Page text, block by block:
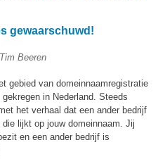
gewaarschuwd!
Beeren
gebied van domeinnaamregistratie
in Nederland. Steeds
het verhaal dat een ander bedrijf
lijkt op jouw domeinnaam. Jij
en een ander bedrijf is